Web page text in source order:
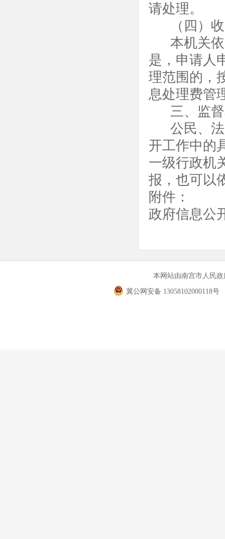
请处理。
（四）
本机关
是，申请人
理范围的，
息处理费管
三、监
公民、
开工作中的
一级行政机
报，也可以
附件：
政府信息公
本网站由南宫市人民
冀公网安备 13058102000118号